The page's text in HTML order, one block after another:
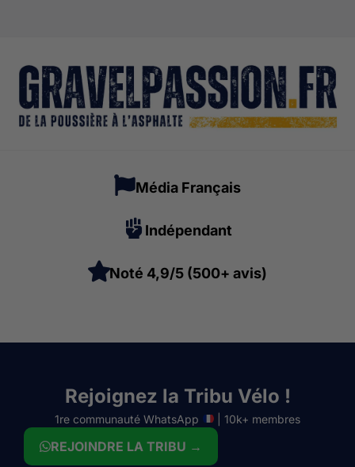
Média Français
Indépendant
Noté 4,9/5 (500+ avis)
Rejoignez la Tribu Vélo !
1re communauté WhatsApp | 10k+ membres
REJOINDRE LA TRIBU →